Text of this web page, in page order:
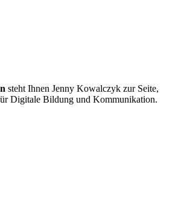
steht Ihnen Jenny Kowalczyk zur Seite,
Digitale Bildung und Kommunikation.